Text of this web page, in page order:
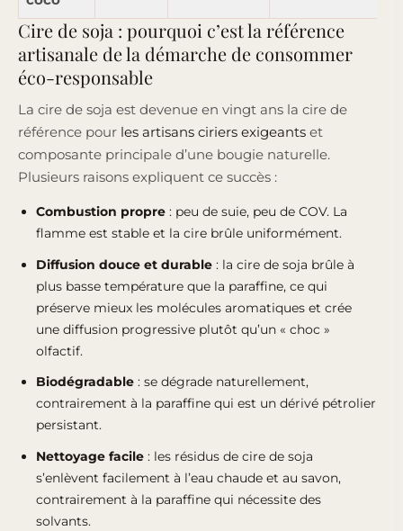
Cire de soja : pourquoi c’est la référence
artisanale de la démarche de consommer
éco-responsable
La cire de soja est devenue en vingt ans la cire de
référence pour les artisans ciriers exigeants et
composante principale d’une bougie naturelle.
Plusieurs raisons expliquent ce succès :
Combustion propre : peu de suie, peu de COV. La
flamme est stable et la cire brûle uniformément.
Diffusion douce et durable : la cire de soja brûle à
plus basse température que la paraffine, ce qui
préserve mieux les molécules aromatiques et crée
une diffusion progressive plutôt qu’un « choc »
olfactif.
Biodégradable : se dégrade naturellement,
contrairement à la paraffine qui est un dérivé pétrolier
persistant.
Nettoyage facile : les résidus de cire de soja
s’enlèvent facilement à l’eau chaude et au savon,
contrairement à la paraffine qui nécessite des
solvants.